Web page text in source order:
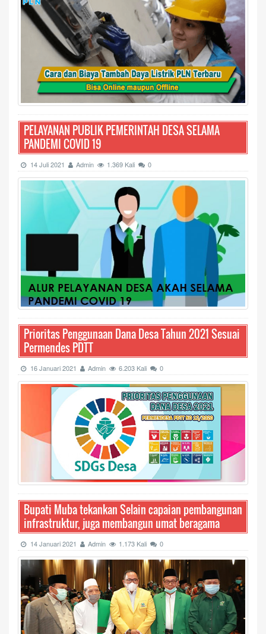
PELAYANAN PUBLIK PEMERINTAH DESA SELAMA
PANDEMI COVID 19
14 Juli 2021 Admin 1.369 Kali 0
Prioritas Penggunaan Dana Desa Tahun 2021 Sesuai
Permendes PDTT
16 Januari 2021 Admin 6.203 Kali 0
Bupati Muba tekankan Selain capaian pembangunan
infrastruktur, juga membangun umat beragama
14 Januari 2021 Admin 1.173 Kali 0